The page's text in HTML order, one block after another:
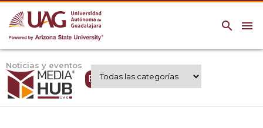
menu
search
Noticias y eventos
Expertos UAG